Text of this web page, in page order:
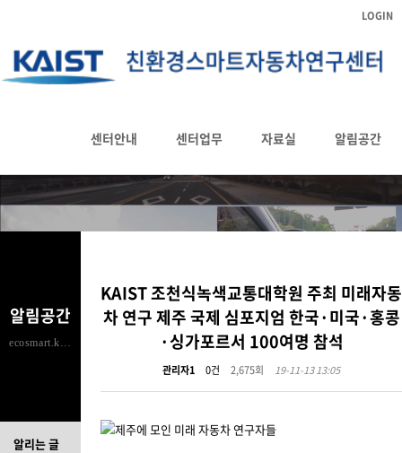
LOGIN
센터안내 센터업무 자료실 알림공간
KAIST 조천식녹색교통대학원 주최 미래자동
차 연구 제주 국제 심포지엄 한국·미국·홍콩
·싱가포르서 100여명 참석
관리자1 0건 2,675회 19-11-13 13:05
알림공간
ecosmart.kaist.ac.kr
알리는 글